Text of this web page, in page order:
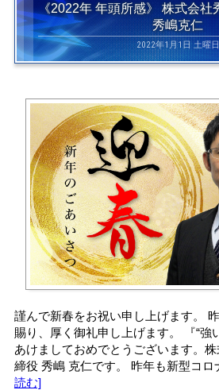
《2022年 年頭所感》 株式会社
秀嶋克仁
2022年1月1日 土曜日
謹んで新春をお祝い申し上げます。
賜り、厚く御礼申し上げます。 『“強
あけましておめでとうございます。
締役 秀嶋 克仁です。 昨年も新型コロ
読む]